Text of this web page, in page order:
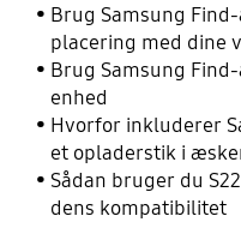
Brug Samsung
placering med dine
andre kontakter
Brug Samsung
enhed
Hvorfor inkluderer
et opladerstik i
Sådan bruger du
dens kompatibilitet